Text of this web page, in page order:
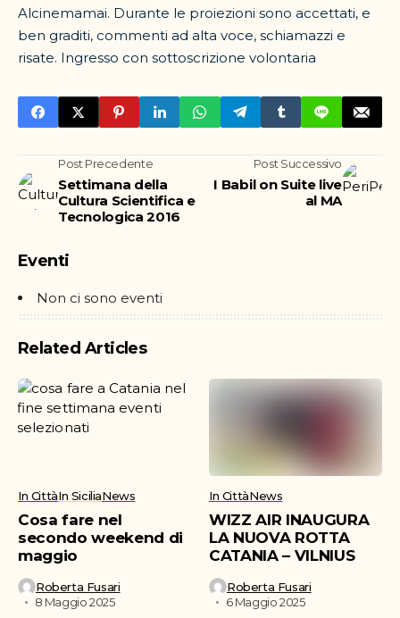
Alcinemamai. Durante le proiezioni sono accettati, e
ben graditi, commenti ad alta voce, schiamazzi e
risate. Ingresso con sottoscrizione volontaria
Post Precedente
Settimana della
Cultura Scientifica e
Tecnologica 2016
Post Successivo
I Babil on Suite live
al MA
Eventi
Non ci sono eventi
Related Articles
In CittàIn SiciliaNews
Cosa fare nel
secondo weekend di
maggio
Roberta Fusari
8 Maggio 2025
In CittàNews
WIZZ AIR INAUGURA
LA NUOVA ROTTA
CATANIA – VILNIUS
Roberta Fusari
6 Maggio 2025